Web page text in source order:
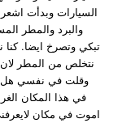
السيارات وبدأت
والبرد والمطر
تبكي وتصرخ ايضا.
نتخلص من المطر
وقلت في نفسي هل
في هذا المكان
اموت في مكان